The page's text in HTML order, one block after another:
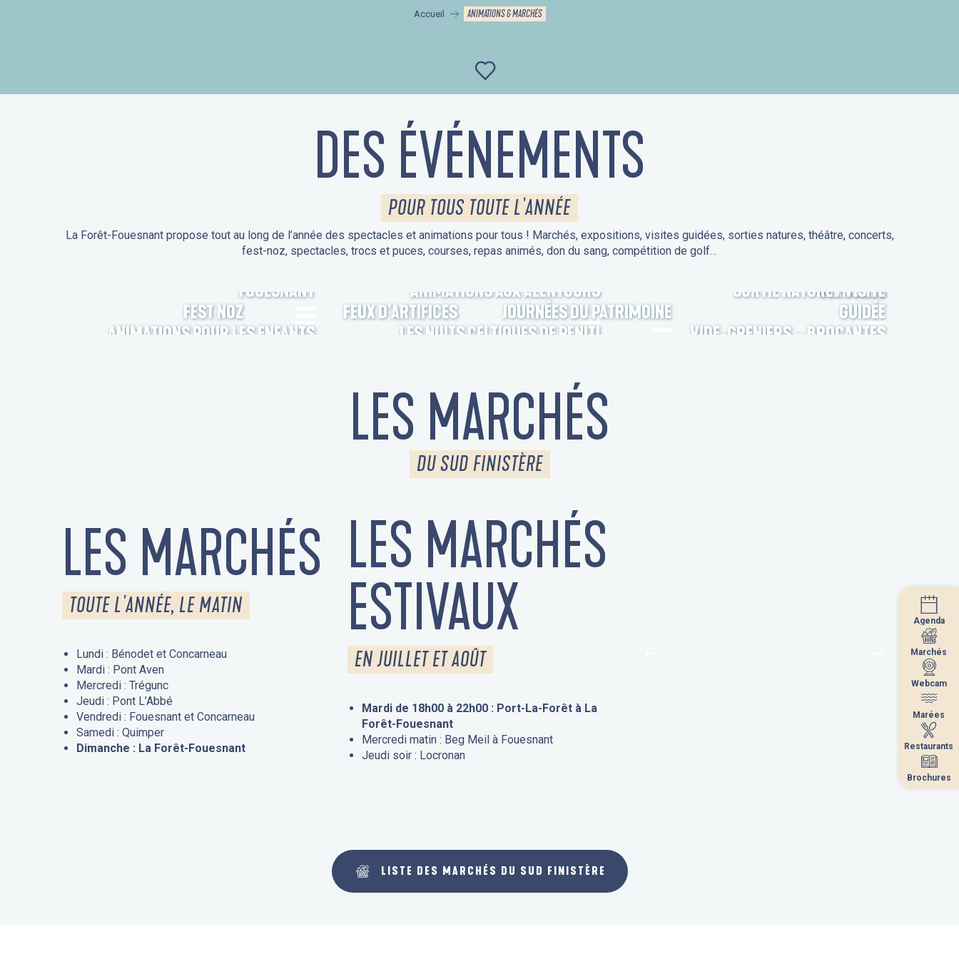
Agenda
Marchés
Webcam
Marées
Restaurants
Brochures
Accueil ANIMATIONS & MARCHÉS
Ajouter aux favoris
DES ÉVÉNEMENTS
POUR TOUS TOUTE L'ANNÉE
La Forêt-Fouesnant propose tout au long de l’année des spectacles et animations pour tous ! Marchés, expositions, visites guidées, sorties natures, théâtre, concerts,
fest-noz, spectacles, trocs et puces, courses, repas animés, don du sang, compétition de golf…
FOUESNANT
ANIMATIONS AUX ALENTOURS
MARCHÉS
FEST NOZ
FEUX D’ARTIFICES JOURNÉES DU PATRIMOINE
SORTIE NATURE / VISITE
GUIDÉE
ANIMATIONS POUR LES ENFANTS
LES NUITS CELTIQUES DE PENITI VIDE-GRENIERS – BROCANTES
LES MARCHÉS
DU SUD FINISTÈRE
LES MARCHÉS
TOUTE L'ANNÉE, LE MATIN
Lundi : Bénodet et Concarneau
Mardi : Pont Aven
Mercredi : Trégunc
Jeudi : Pont L’Abbé
Vendredi : Fouesnant et Concarneau
Samedi : Quimper
Dimanche : La Forêt-Fouesnant
LES MARCHÉS
ESTIVAUX
EN JUILLET ET AOÛT
Mardi de 18h00 à 22h00 : Port-La-Forêt à La
Forêt-Fouesnant
Mercredi matin : Beg Meil à Fouesnant
Jeudi soir : Locronan
LISTE DES MARCHÉS DU SUD FINISTÈRE